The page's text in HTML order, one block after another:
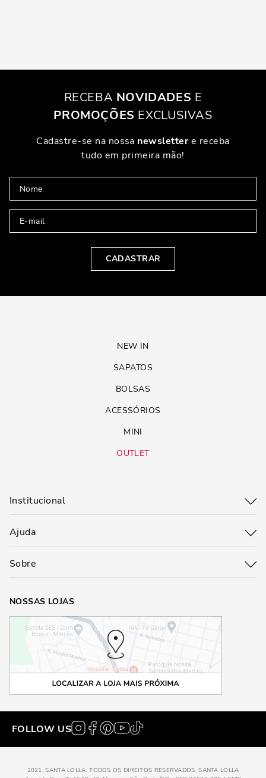
RECEBA NOVIDADES E
PROMOÇÕES EXCLUSIVAS
Cadastre-se na nossa newslettere receba
tudo em primeira mão!
CADASTRAR
NEW IN
SAPATOS
BOLSAS
ACESSÓRIOS
MINI
OUTLET
Institucional
Ajuda
Sobre
NOSSAS LOJAS
FOLLOW US
2021, SANTA LOLLA, TODOS OS DIREITOS RESERVADOS, SANTA LOLLA